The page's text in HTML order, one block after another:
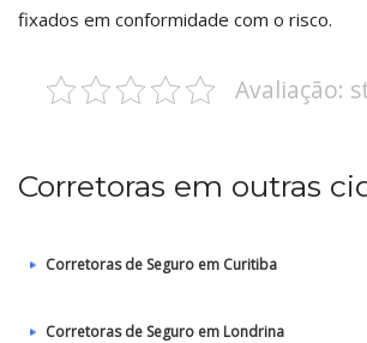
fixados em conformidade com o risco.
Avaliação:
Corretoras em outras
Corretoras de Seguro em Curitiba
Corretoras de Seguro em Londrina